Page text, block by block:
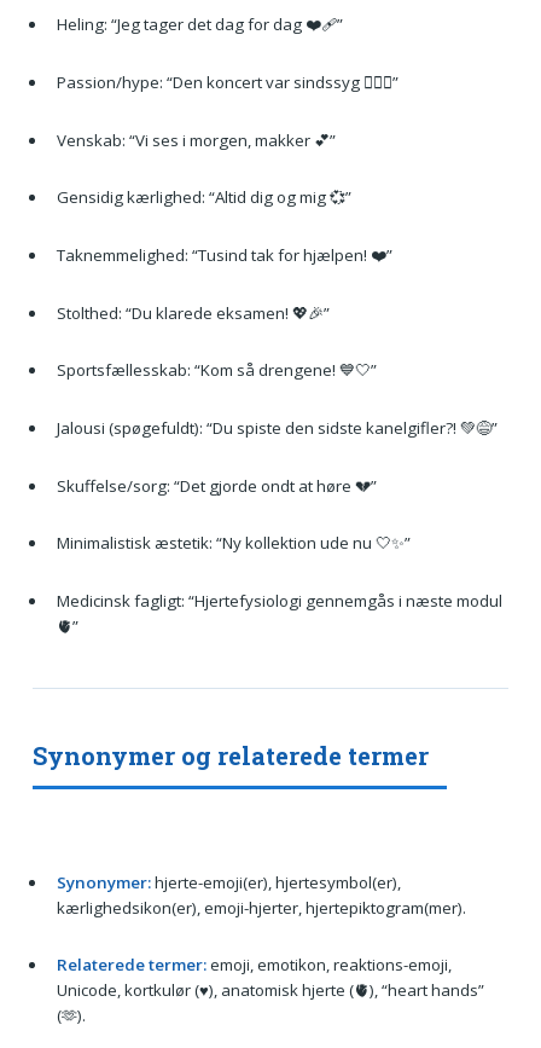
Heling: “Jeg tager det dag for dag ❤️‍🩹”
Passion/hype: “Den koncert var sindssyg ❤️‍🔥🔥”
Venskab: “Vi ses i morgen, makker 💕”
Gensidig kærlighed: “Altid dig og mig 💞”
Taknemmelighed: “Tusind tak for hjælpen! ❤️”
Stolthed: “Du klarede eksamen! 💖🎉”
Sportsfællesskab: “Kom så drengene! 💙🤍”
Jalousi (spøgefuldt): “Du spiste den sidste kanelgifler?! 💚😅”
Skuffelse/sorg: “Det gjorde ondt at høre 💔”
Minimalistisk æstetik: “Ny kollektion ude nu 🤍✨”
Medicinsk fagligt: “Hjertefysiologi gennemgås i næste modul
🫀”
Synonymer og relaterede termer
Synonymer:hjerte-emoji(er), hjertesymbol(er),
kærlighedsikon(er), emoji-hjerter, hjertepiktogram(mer).
Relaterede termer:emoji, emotikon, reaktions-emoji,
Unicode, kortkulør (♥️), anatomisk hjerte (🫀), “heart hands”
(🫶).